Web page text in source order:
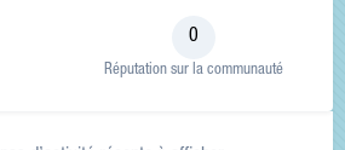
0
Réputation sur la communauté